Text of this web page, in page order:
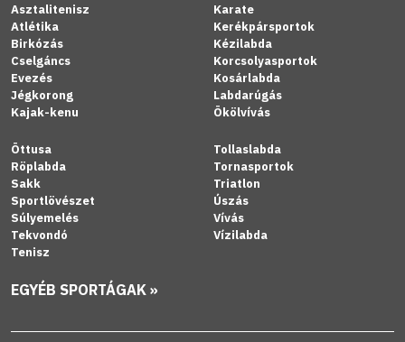
Asztalitenisz
Atlétika
Birkózás
Cselgáncs
Evezés
Jégkorong
Kajak-kenu
Karate
Kerékpársportok
Kézilabda
Korcsolyasportok
Kosárlabda
Labdarúgás
Ökölvívás
Öttusa
Röplabda
Sakk
Sportlövészet
Súlyemelés
Tekvondó
Tenisz
Tollaslabda
Tornasportok
Triatlon
Úszás
Vívás
Vízilabda
EGYÉB SPORTÁGAK »